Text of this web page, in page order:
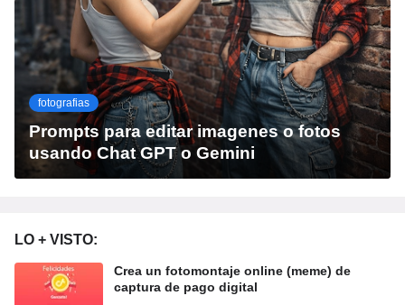
fotografias
Prompts para editar imagenes o fotos
usando Chat GPT o Gemini
LO + VISTO:
Crea un fotomontaje online (meme) de
captura de pago digital